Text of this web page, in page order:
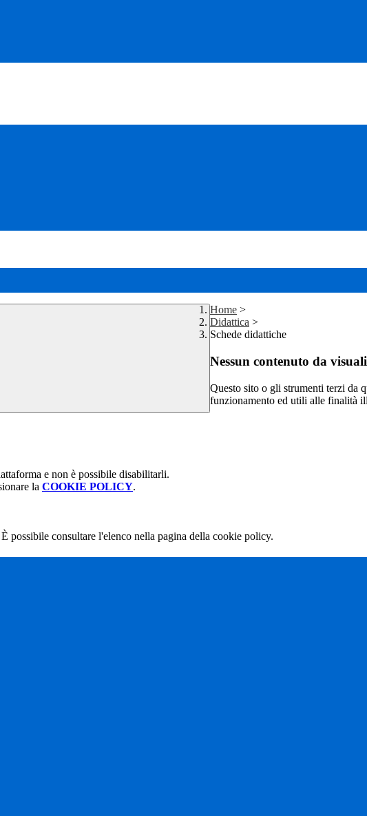
Home >
Didattica >
Schede didattiche
Nessun contenuto da
Questo sito o gli strumenti terzi da
funzionamento ed utili alle finalità
e non è possibile disabilitarli.
la COOKIE POLICY.
possibile consultare l'elenco nella pagina della cookie policy.